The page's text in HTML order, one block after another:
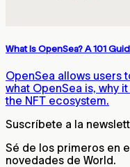
What Is OpenSea? A 101
OpenSea allows users
what OpenSea is, why
the NFT ecosystem.
Suscríbete a la
Sé de los primeros en
novedades de World.